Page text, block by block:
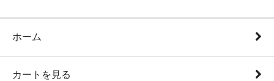
ホーム
カートを見る